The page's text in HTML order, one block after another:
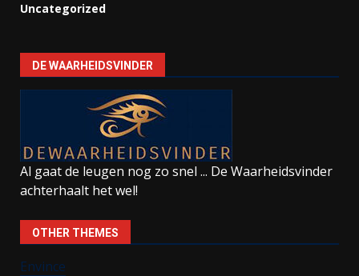
Uncategorized
DE WAARHEIDSVINDER
Al gaat de leugen nog zo snel ... De Waarheidsvinder
achterhaalt het wel!
OTHER THEMES
Envince